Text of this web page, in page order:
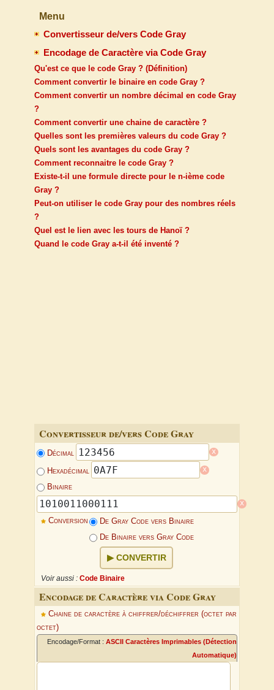
Menu
Convertisseur de/vers Code Gray
Encodage de Caractère via Code Gray
Qu'est ce que le code Gray ? (Définition)
Comment convertir le binaire en code Gray ?
Comment convertir un nombre décimal en code Gray
?
Comment convertir une chaine de caractère ?
Quelles sont les premières valeurs du code Gray ?
Quels sont les avantages du code Gray ?
Comment reconnaitre le code Gray ?
Existe-t-il une formule directe pour le n-ième code
Gray ?
Peut-on utiliser le code Gray pour des nombres réels
?
Quel est le lien avec les tours de Hanoï ?
Quand le code Gray a-t-il été inventé ?
Convertisseur de/vers Code Gray
Décimal x
Hexadécimal x
Binaire
x
Conversion
De Gray Code vers Binaire
De Binaire vers Gray Code
CONVERTIR
Voir aussi : Code Binaire
Encodage de Caractère via Code Gray
Chaine de caractère à chiffrer/déchiffrer (octet par
octet)
Encodage/Format : ASCII Caractères Imprimables (Détection
Automatique)